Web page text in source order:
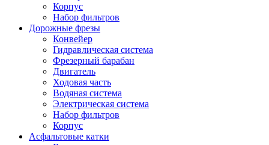
Корпус
Набор фильтров
Дорожные фрезы
Конвейер
Гидравлическая система
Фрезерный барабан
Двигатель
Ходовая часть
Водяная система
Электрическая система
Набор фильтров
Корпус
Асфальтовые катки